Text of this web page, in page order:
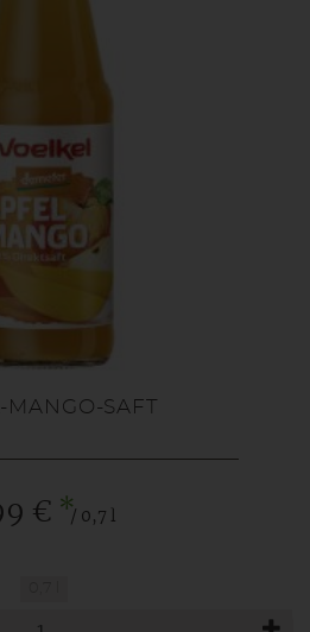
MANGO-SAFT
€ */ 0,7 l